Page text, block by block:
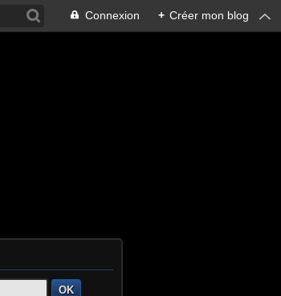
Connexion + Créer mon blog
OK